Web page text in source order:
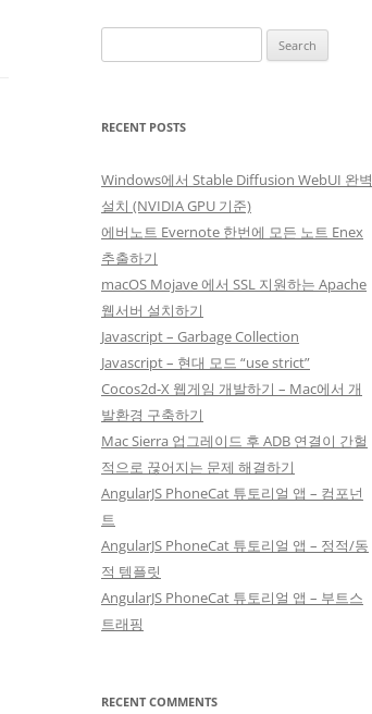
for:
RECENT POSTS
Windows에서 Stable Diffusion WebUI 완벽
설치 (NVIDIA GPU 기준)
에버노트 Evernote 한번에 모든 노트 Enex
추출하기
macOS Mojave 에서 SSL 지원하는 Apache
웹서버 설치하기
Javascript – Garbage Collection
Javascript – 현대 모드 “use strict”
Cocos2d-X 웹게임 개발하기 – Mac에서 개
발환경 구축하기
Mac Sierra 업그레이드 후 ADB 연결이 간헐
적으로 끊어지는 문제 해결하기
AngularJS PhoneCat 튜토리얼 앱 – 컴포넌
트
AngularJS PhoneCat 튜토리얼 앱 – 정적/동
적 템플릿
AngularJS PhoneCat 튜토리얼 앱 – 부트스
트래핑
RECENT COMMENTS